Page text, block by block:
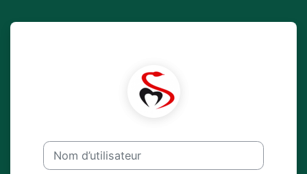
Nom d’utilisateur